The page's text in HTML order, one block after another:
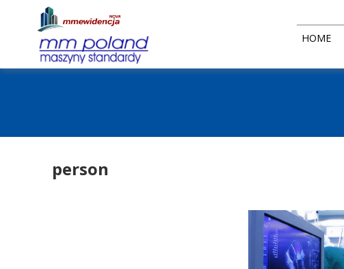
HOME
person